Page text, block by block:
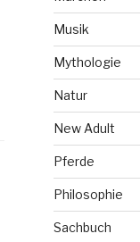
Musik
Mythologie
Natur
New Adult
Pferde
Philosophie
Sachbuch